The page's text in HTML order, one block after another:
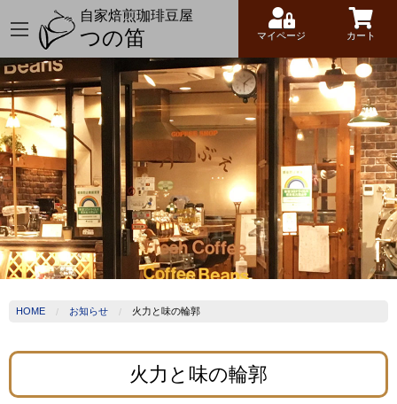
自家焙煎珈琲豆屋
つの笛 マイページ カート
HOME お知らせ 火力と味の輪郭
火力と味の輪郭